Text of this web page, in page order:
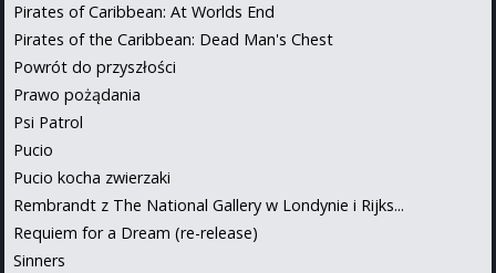
Pirates of Caribbean: At Worlds End
Pirates of the Caribbean: Dead Man's Chest
Powrót do przyszłości
Prawo pożądania
Psi Patrol
Pucio
Pucio kocha zwierzaki
Rembrandt z The National Gallery w Londynie i Rijks...
Requiem for a Dream (re-release)
Sinners